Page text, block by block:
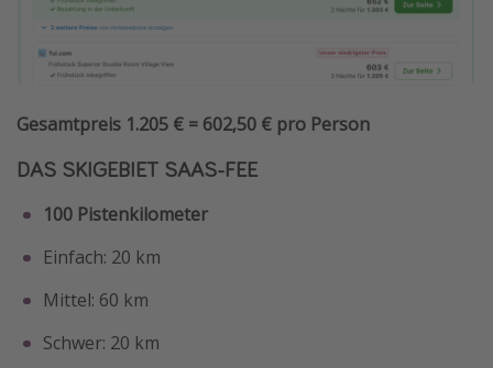
Gesamtpreis 1.205 € = 602,50 € pro Person
DAS SKIGEBIET SAAS-FEE
100 Pistenkilometer
Einfach: 20 km
Mittel: 60 km
Schwer: 20 km